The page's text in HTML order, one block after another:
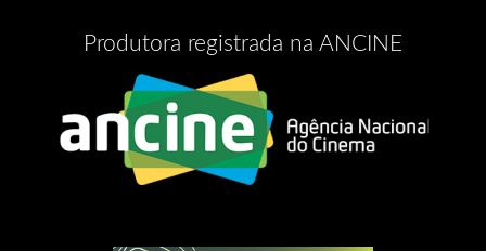
Produtora registrada na ANCINE